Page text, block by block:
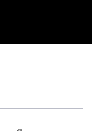
2025